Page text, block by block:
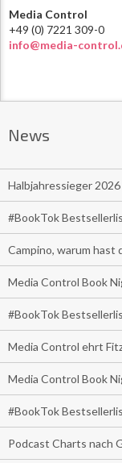
Media Control
+49 (0) 7221
info@media-
News
Halbjahressieger 2026
#BookTok
Campino, warum hast
Media Control Book
#BookTok
Media Control ehrt
Media Control Book
#BookTok
Podcast Charts nach